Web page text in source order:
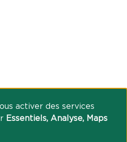
activer des services
Essentiels, Analyse, Maps